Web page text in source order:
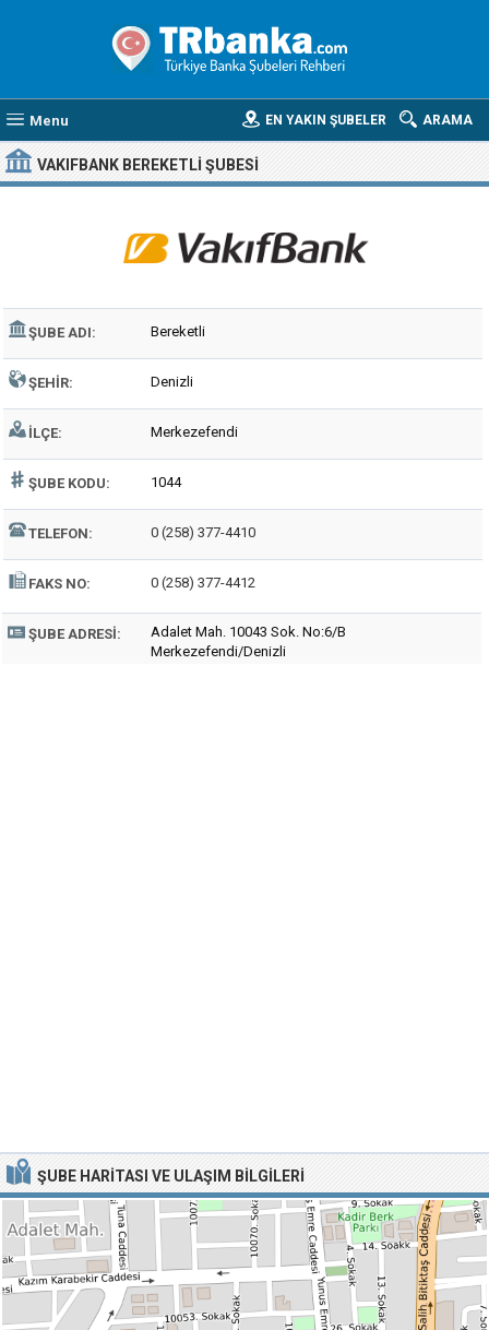
Menu ARAMA
EN YAKIN ŞUBELER
VAKIFBANK BEREKETLI ŞUBESI
ŞUBE ADI: Bereketli
ŞEHIR: Denizli
İLÇE: Merkezefendi
ŞUBE KODU: 1044
TELEFON: 0 (258) 377-4410
FAKS NO: 0 (258) 377-4412
ŞUBE ADRESI:
Adalet Mah. 10043 Sok. No:6/B
Merkezefendi/Denizli
ŞUBE HARITASI VE ULAŞIM BILGILERI